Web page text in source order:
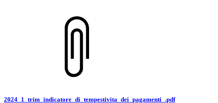
2024_1_trim_indicatore_di_tempestivita_dei_pagamenti_.pdf